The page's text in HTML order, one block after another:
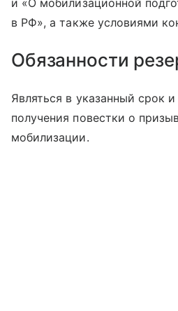
в РФ», а также условиями
Обязанности
Являться в указанный срок
получения повестки о
мобилизации.